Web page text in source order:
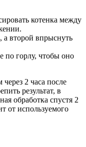
котенка между
а второй впрыснуть
по горлу, чтобы оно
2 часа после
результат, в
обработка спустя 2
от используемого